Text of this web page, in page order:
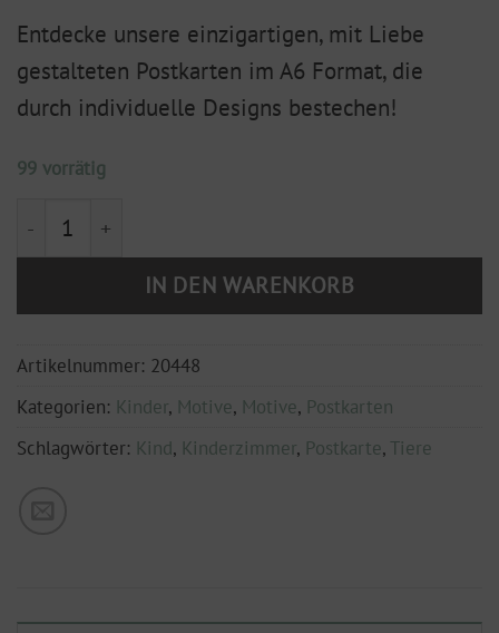
Entdecke unsere einzigartigen, mit Liebe
gestalteten Postkarten im A6 Format, die
durch individuelle Designs bestechen!
99 vorrätig
Postkarte Tierkarte Rehkitz DIN A6 Menge
IN DEN WARENKORB
Artikelnummer: 20448
Kategorien: Kinder, Motive, Motive, Postkarten
Schlagwörter: Kind, Kinderzimmer, Postkarte, Tiere